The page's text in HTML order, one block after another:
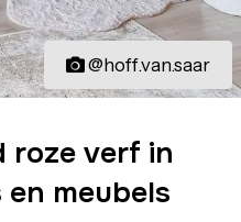
@hoff.van.saar
roze verf in
meubels